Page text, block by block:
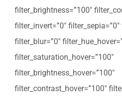
filter_brightness=”100″
filter_invert=”0″
filter_blur=”0″
filter_saturation_hover=”100″
filter_brightness_hover=”100″
filter_contrast_hover=”100″